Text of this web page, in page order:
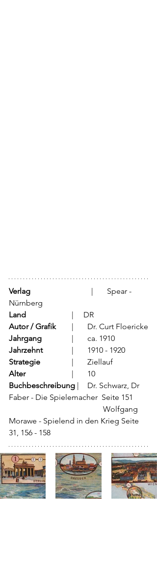
Verlag
Nürnberg
Land
			  |     DR
Autor / Grafik
	  |	Dr. Curt Floericke
Jahrgang
		  |	ca. 1910
Jahrzehnt
		  |	1910 - 1920
Strategie
Alter
			  |	10
Buchbeschreibung
Faber - Die Spielemacher  Seite 151
Morawe - Spielend in den Krieg Seite
31, 156 - 158